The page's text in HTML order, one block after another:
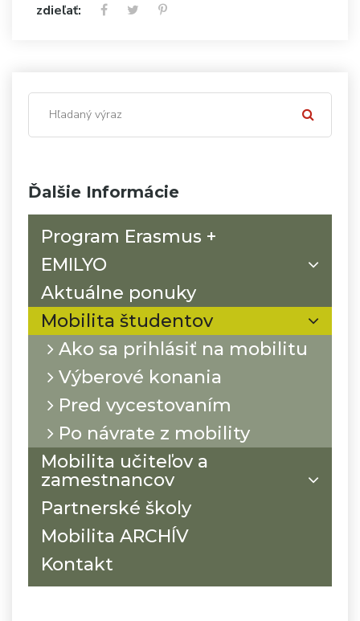
Ďalšie Informácie
Program Erasmus +
EMILYO
Aktuálne ponuky
Mobilita študentov
Ako sa prihlásiť na mobilitu
Výberové konania
Pred vycestovaním
Po návrate z mobility
Mobilita učiteľov a
zamestnancov
Partnerské školy
Mobilita ARCHÍV
Kontakt
zdieľať: